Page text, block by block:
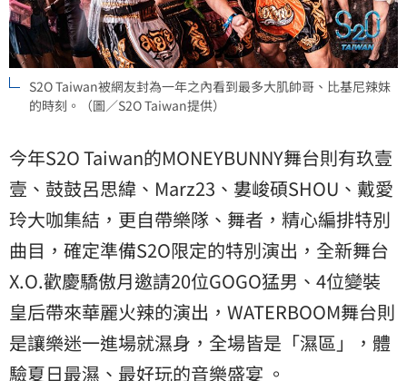
S2O Taiwan被網友封為一年之內看到最多大肌帥哥、比基尼辣妹
的時刻。（圖／S2O Taiwan提供）
今年S2O Taiwan的MONEYBUNNY舞台則有玖壹
壹、鼓鼓呂思緯、Marz23、婁峻碩SHOU、戴愛
玲大咖集結，更自帶樂隊、舞者，精心編排特別
曲目，確定準備S2O限定的特別演出，全新舞台
X.O.歡慶驕傲月邀請20位GOGO猛男、4位變裝
皇后帶來華麗火辣的演出，WATERBOOM舞台則
是讓樂迷一進場就濕身，全場皆是「濕區」，體
驗夏日最濕、最好玩的音樂盛宴 。